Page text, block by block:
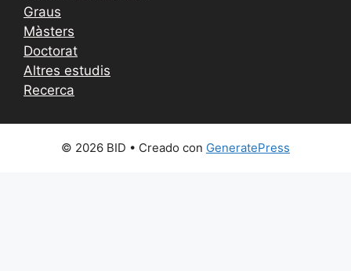
Graus
Màsters
Doctorat
Altres estudis
Recerca
© 2026 BID • Creado con GeneratePress